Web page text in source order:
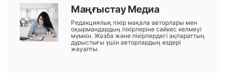
Маңғыстау Медиа
Редакциялық пікір мақала авторлары мен
оқырмандардың пікірлеріне сәйкес келмеуі
мүмкін. Жазба және пікірлердегі ақпараттың
дұрыстығы үшін авторлардың өздері
жауапты.